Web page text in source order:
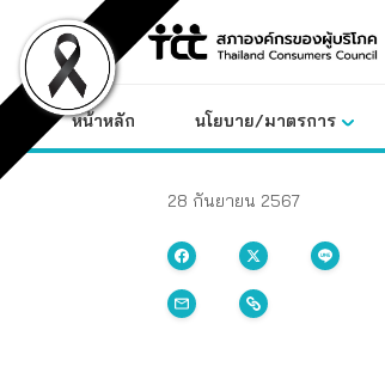
content
หน้าหลัก นโยบาย/มาตรการ
28 กันยายน 2567